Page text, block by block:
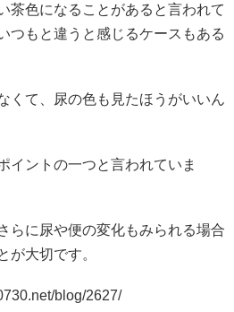
茶色になることがあると言われて
つもと違うと感じるケースもある
くて、尿の色も見たほうがいいん
イントの一つと言われていま
らに尿や便の変化もみられる場合
が大切です。
blog/2627/